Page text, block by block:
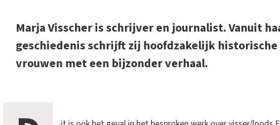
Marja Visscher is schrijver en journalist. Vanuit
geschiedenis schrijft zij hoofdzakelijk historische
vrouwen met een bijzonder verhaal.